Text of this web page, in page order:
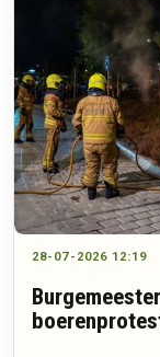
28-07-2026 12:19